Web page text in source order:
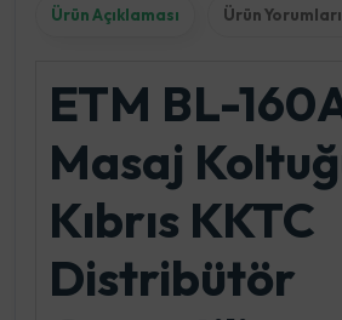
Ürün Açıklaması Ürün
ETM BL-
Masaj
Kıbrıs KKTC
Distribütör